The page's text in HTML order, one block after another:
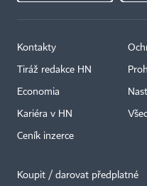
Kontakty
Tiráž redakce HN
Economia
Kariéra v HN
Ceník inzerce
Koupit / darovat předplatné